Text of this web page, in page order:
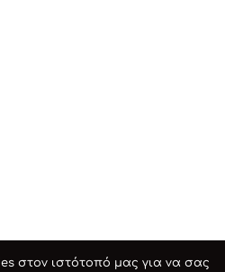
στον ιστότοπό μας για να σας